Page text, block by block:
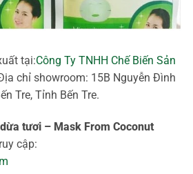
tại:Công Ty TNHH Chế Biến Sản
chỉ showroom: 15B Nguyễn Đình
Tre, Tỉnh Bến Tre.
tươi – Mask From Coconut
cập: